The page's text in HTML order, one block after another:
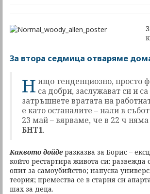
За втора седмица отваряме
Н ищо тенденциозно, просто
са добри, заслужават си и
затръшнете вратата на
е като останалите – нали в
23 май – вярваме, че в 22 ч
БНТ1.
Каквото дойдеразказва за Борис –
който рестартира живота си:
опит за самоубийство; напуска
теория; премества се в стария си
шах за деца.